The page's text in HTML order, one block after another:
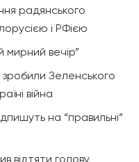
радянського
і РФією
мирний вечір”
Зеленського
війна
на “правильні”
відтяти голову